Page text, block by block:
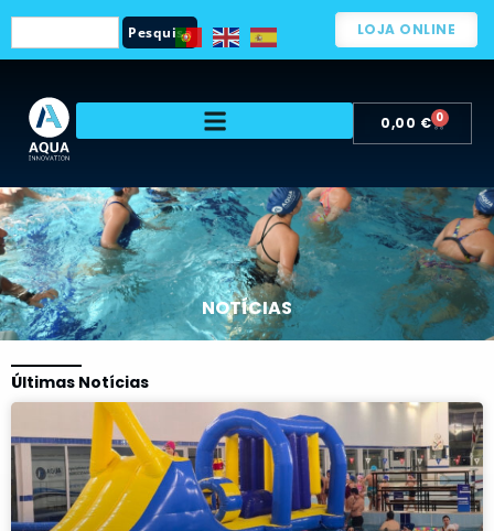
Pesquisa LOJA ONLINE
0,00 € 0
NOTÍCIAS
Últimas Notícias